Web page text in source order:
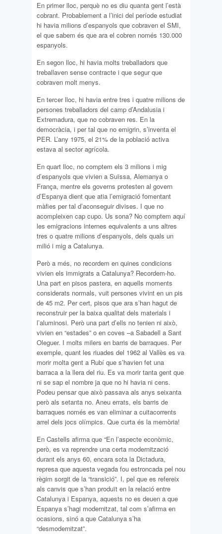
En primer lloc, perquè no es diu quanta gent l’està
cobrant. Probablement a l’inici del període estudiat
hi havia milions d’espanyols que cobraven el SMI,
el que sabem és que ara el cobren només 130.000
espanyols.
En segon lloc, hi havia molts treballadors que
treballaven sense contracte i que segur que
cobraven molt menys.
En tercer lloc, hi havia entre tres i quatre milions de
persones treballadors del camp d’Andalusia i
Extremadura, que no cobraven res. En la
democràcia, i per tal que no emigrin, s’inventa el
PER. L’any 1975, el 21% de la població activa
estava al sector agrícola.
En quart lloc, no comptem els 3 milions i mig
d’espanyols que vivien a Suïssa, Alemanya o
França, mentre els governs protesten al govern
d’Espanya dient que atia l’emigració fomentant
màfies per tal d’aconseguir divises. I que no
acompleixen cap cupo. Us sona? No comptem aquí
les emigracions internes equivalents a uns altres
tres o quatre milions d’espanyols, dels quals un
milió i mig a Catalunya.
Però a més, no recordem en quines condicions
vivien els immigrats a Catalunya? Recordem-ho.
Una part en pisos pastera, en aquells moments
considerats normals, vuit persones vivint en un pis
de 45 m2. Per cert, pisos que ara s’han hagut de
reconstruir per la baixa qualitat dels materials i
l’aluminosi. Però una part d’ells no tenien ni això,
vivien en “estades” o en coves –a Sabadell a Sant
Oleguer. I molts milers en barris de barraques. Per
exemple, quant les riuades del 1962 al Vallès es va
morir molta gent a Rubí que s’havien fet una
barraca a la llera del riu. Es va morir tanta gent que
ni se sap el nombre ja que no hi havia ni cens.
Podeu pensar que això passava als anys seixanta
però als setanta no. Aneu errats, els barris de
barraques només es van eliminar a cuitacorrents
arrel dels jocs olímpics. Que curta és la memòria!
En Castells afirma que “En l’aspecte econòmic,
però, es va reprendre una certa modernització
durant els anys 60, encara sota la Dictadura,
represa que aquesta vegada fou estroncada pel nou
règim sorgit de la “transició”. I, pel que es refereix
als canvis que s’han produït en la relació entre
Catalunya i Espanya, aquests no es deuen a que
Espanya s’hagi modernitzat, tal com s’afirma en
ocasions, sinó a que Catalunya s’ha
“desmodernitzat”.